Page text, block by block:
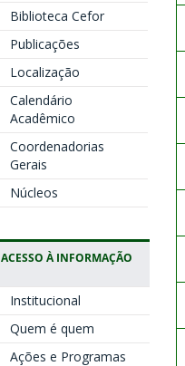
Biblioteca Cefor
Publicações
Localização
Calendário
Acadêmico
Coordenadorias
Gerais
Núcleos
ACESSO À INFORMAÇÃO
Institucional
Quem é quem
Ações e Programas